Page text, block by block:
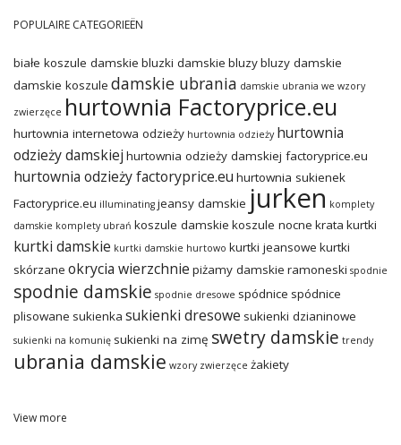
POPULAIRE CATEGORIEËN
białe koszule damskie bluzki damskie bluzybluzy damskie
damskie koszule damskie ubrania damskie ubrania we wzory
zwierzęce hurtownia Factoryprice.eu
hurtownia internetowa odzieży hurtownia odzieży hurtownia
odzieży damskiej hurtownia odzieży damskiej factoryprice.eu
hurtownia odzieży factoryprice.eu hurtownia sukienek
Factoryprice.eu illuminating jeansy damskie jurken komplety
damskie komplety ubrań koszule damskie koszule nocne krata kurtki
kurtki damskie kurtki damskie hurtowo kurtki jeansowe kurtki
skórzane okrycia wierzchnie piżamy damskie ramoneski spodnie
spodnie damskie spodnie dresowe spódnice spódnice
plisowane sukienka sukienki dresowe sukienki dzianinowe
sukienki na komunię sukienki na zimę swetry damskie trendy
ubrania damskie wzory zwierzęce żakiety
View more